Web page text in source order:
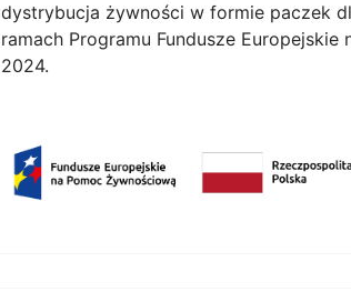
dystrybucja żywności w formie paczek
ramach Programu Fundusze
2024.